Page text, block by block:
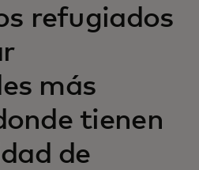
refugiados
más
tienen
de